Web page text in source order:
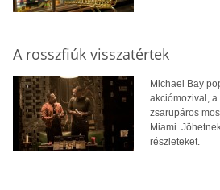
A rosszfiúk visszatértek
Michael Bay
akciómozival, a
zsarupáros
Miami.
részleteket.